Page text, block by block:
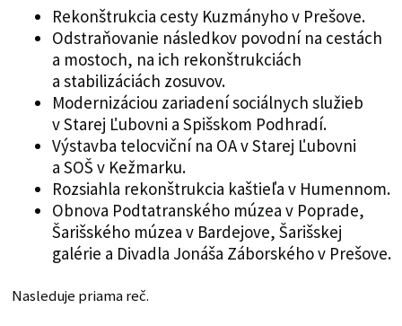
Rekonštrukcia cesty Kuzmányho v Prešove.
Odstraňovanie následkov povodní na cestách
a mostoch, na ich rekonštrukciách
a stabilizáciách zosuvov.
Modernizáciou zariadení sociálnych služieb
v Starej Ľubovni a Spišskom Podhradí.
Výstavba telocviční na OA v Starej Ľubovni
a SOŠ v Kežmarku.
Rozsiahla rekonštrukcia kaštieľa v Humennom.
Obnova Podtatranského múzea v Poprade,
Šarišského múzea v Bardejove, Šarišskej
galérie a Divadla Jonáša Záborského v Prešove.
Nasleduje priama reč.